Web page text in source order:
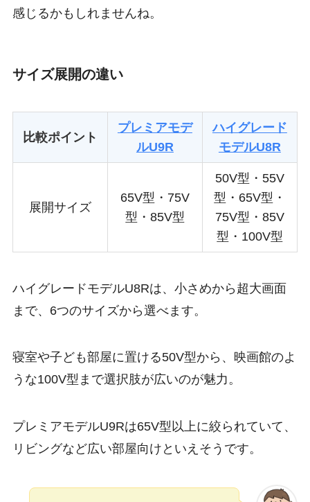
感じるかもしれませんね。
サイズ展開の違い
比較ポイント
プレミアモデ
ルU9R
ハイグレード
モデルU8R
展開サイズ
65V型・75V
型・85V型
50V型 ・ 55V
型 ・65V型・
75V型・85V
型・ 100V型
ハイグレードモデルU8Rは、小さめから超大画面
まで、6つのサイズから選べます。
寝室や子ども部屋に置ける50V型から、映画館のよ
うな100V型まで選択肢が広いのが魅力。
プレミアモデルU9Rは65V型以上に絞られていて、
リビングなど広い部屋向けといえそうです。